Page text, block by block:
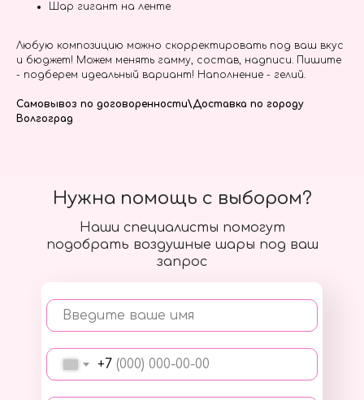
Шар гигант на ленте
Любую композицию можно скорректировать под ваш вкус
и бюджет! Можем менять гамму, состав, надписи. Пишите
- подберем идеальный вариант! Наполнение - гелий.
Самовывоз по договоренности\Доставка по городу
Волгоград
Наши специалисты помогут
подобрать воздушные шары под ваш
запрос
Введите ваше имя
+7
Нужна помощь с выбором?